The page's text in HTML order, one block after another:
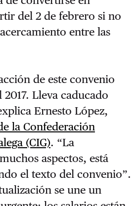
del 2 de febrero si no
entre las
de este convenio
Lleva caducado
Ernesto López,
la Confederación
(CIG). “La
aspectos, está
el texto del convenio”.
se une un